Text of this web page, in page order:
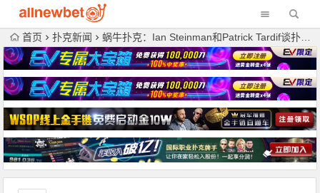
首页 扑克新闻 蜗牛扑克：Ian Steinman和Patrick Tardif谈扑克的成功进阶